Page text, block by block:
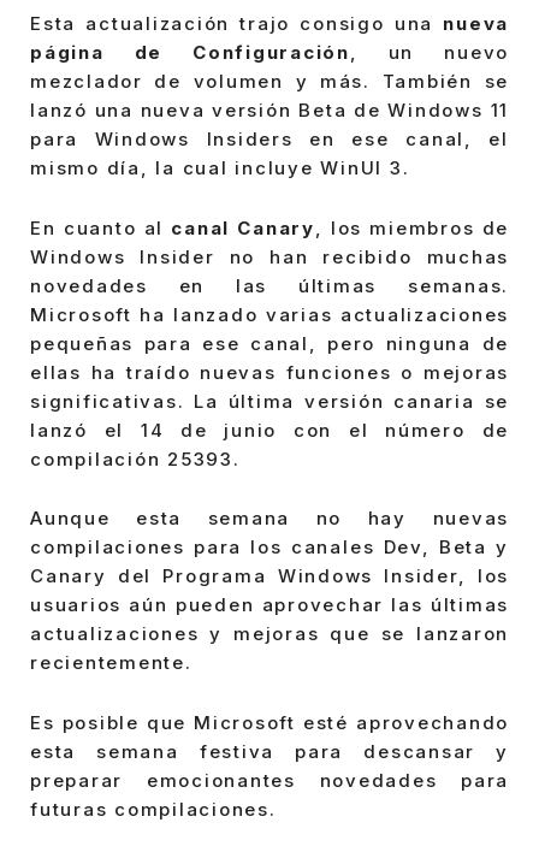
Esta actualización trajo consigo una nueva
página de Configuración, un nuevo
mezclador de volumen y más. También se
lanzó una nueva versión Beta de Windows 11
para Windows Insiders en ese canal, el
mismo día, la cual incluye WinUI 3.
En cuanto al canal Canary , los miembros de
Windows Insider no han recibido muchas
novedades en las últimas semanas.
Microsoft ha lanzado varias actualizaciones
pequeñas para ese canal, pero ninguna de
ellas ha traído nuevas funciones o mejoras
significativas. La última versión canaria se
lanzó el 14 de junio con el número de
compilación 25393.
Aunque esta semana no hay nuevas
compilaciones para los canales Dev, Beta y
Canary del Programa Windows Insider, los
usuarios aún pueden aprovechar las últimas
actualizaciones y mejoras que se lanzaron
recientemente.
Es posible que Microsoft esté aprovechando
esta semana festiva para descansar y
preparar emocionantes novedades para
futuras compilaciones.